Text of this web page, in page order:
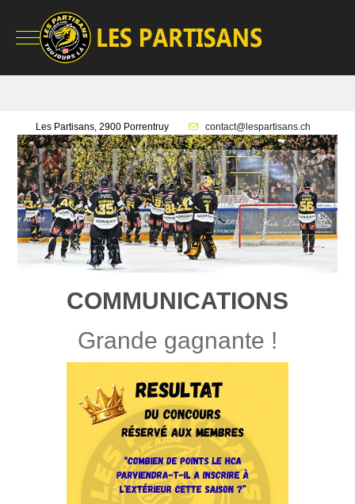
Mobile Menu Toggle
Les Partisans, 2900 Porrentruy contact@lespartisans.ch
COMMUNICATIONS
Grande gagnante !